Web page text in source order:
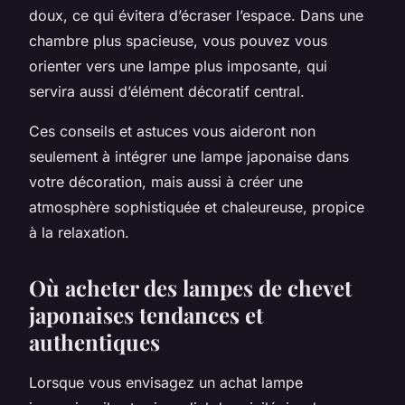
doux, ce qui évitera d’écraser l’espace. Dans une
chambre plus spacieuse, vous pouvez vous
orienter vers une lampe plus imposante, qui
servira aussi d’élément décoratif central.
Ces conseils et astuces vous aideront non
seulement à intégrer une lampe japonaise dans
votre décoration, mais aussi à créer une
atmosphère sophistiquée et chaleureuse, propice
à la relaxation.
Où acheter des lampes de chevet
japonaises tendances et
authentiques
Lorsque vous envisagez un achat lampe